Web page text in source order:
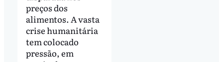
preços dos
alimentos. A vasta
crise humanitária
tem colocado
pressão, em